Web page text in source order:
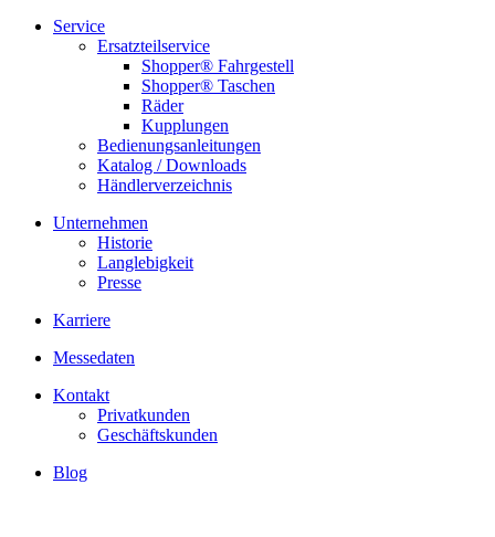
Service
Ersatzteilservice
Shopper® Fahrgestell
Shopper® Taschen
Räder
Kupplungen
Bedienungsanleitungen
Katalog / Downloads
Händlerverzeichnis
Unternehmen
Historie
Langlebigkeit
Presse
Karriere
Messedaten
Kontakt
Privatkunden
Geschäftskunden
Blog